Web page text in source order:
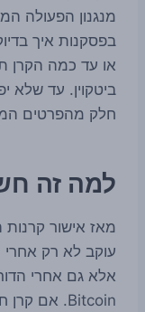
מנגנון הפעולה
בפסקנות איך
או עד כמה הקרן
ביטקוין. עד שלא
חלק מהפרטים
למה זה
מאז אישור קרנות
עוקב לא רק אחרי
אלא גם אחרי